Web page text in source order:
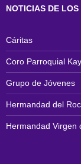
NOTICIAS DE
Cáritas
Coro Parroquial
Grupo de Jóvenes
Hermandad del
Hermandad Virgen